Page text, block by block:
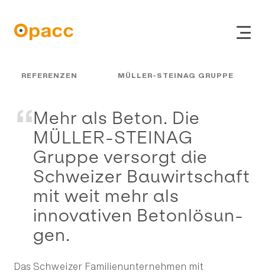
ERP
Online Shop
CRM
REFERENZEN MÜLLER-STEINAG GRUPPE
Mehr als Beton. Die
MÜLLER-STEINAG
Gruppe versorgt die
Schweizer Bau­wirt­schaft
mit weit mehr als
innovativen Be­ton­lö­sun­
gen.
Das Schweizer Familienunternehmen mit